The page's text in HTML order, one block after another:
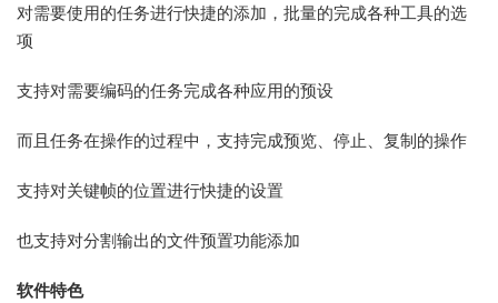
对需要使用的任务进行快捷的添加，批量的完成各种工具的选
项
支持对需要编码的任务完成各种应用的预设
而且任务在操作的过程中，支持完成预览、停止、复制的操作
支持对关键帧的位置进行快捷的设置
也支持对分割输出的文件预置功能添加
软件特色